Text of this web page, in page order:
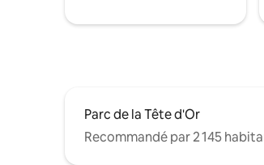
Parc de la Tête d'Or
Recommandé par 2 145